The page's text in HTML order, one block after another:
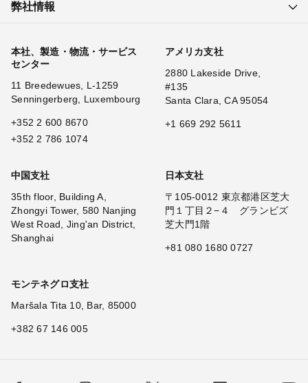
弊社情報
本社、製造・物流・サービス
センター
11 Breedewues, L-1259
Senningerberg, Luxembourg
+352 2 600 8670
+352 2 786 1074
アメリカ支社
2880 Lakeside Drive,
#135
Santa Clara, CA 95054
+1 669 292 5611
中国支社
35th floor, Building A,
Zhongyi Tower, 580 Nanjing
West Road, Jing'an District,
Shanghai
日本支社
〒105-0012 東京都港区芝大
門１丁目２−４ グランビズ
芝大門1階
+81 080 1680 0727
モンテネグロ支社
Maršala Tita 10, Bar, 85000
+382 67 146 005